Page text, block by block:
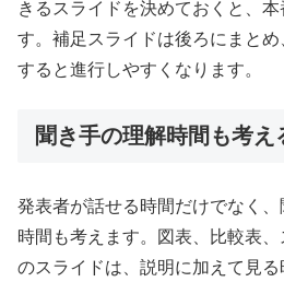
きるスライドを決めておくと、
す。補足スライドは後ろにまと
すると進行しやすくなります。
聞き手の理解時間も考え
発表者が話せる時間だけでなく
時間も考えます。図表、比較表
のスライドは、説明に加えて見